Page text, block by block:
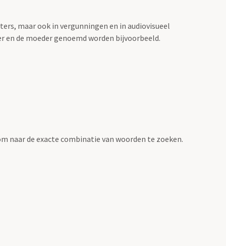
maar ook in vergunningen en in audiovisueel
en de moeder genoemd worden bijvoorbeeld.
naar de exacte combinatie van woorden te zoeken.